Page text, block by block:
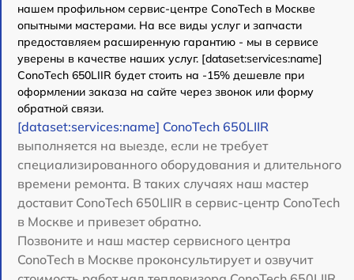
нашем профильном сервис-центре ConoTech в Москве
опытными мастерами. На все виды услуг и запчасти
предоставляем расширенную гарантию - мы в сервисе
уверены в качестве наших услуг. [dataset:services:name]
ConoTech 650LIIR будет стоить на -15% дешевле при
оформлении заказа на сайте через звонок или форму
обратной связи.
[dataset:services:name] ConoTech 650LIIR
выполняется на выезде, если не требует
специализированного оборудования и длительного
времени ремонта. В таких случаях наш мастер
доставит ConoTech 650LIIR в сервис-центр ConoTech
в Москве и привезет обратно.
Позвоните и наш мастер сервисного центра
ConoTech в Москве проконсультирует и озвучит